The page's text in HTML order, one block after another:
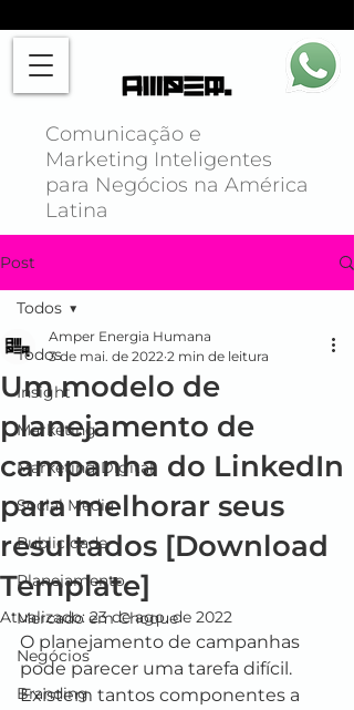
Comunicação e
Marketing Inteligentes
para Negócios na América
Latina
Post
Todos
Insight
Marketing
Marketing Digital
Social Media
Publicidade
Planejamento
Mercado em Choque
Negócios
Branding
Todos
Um modelo de
planejamento de
campanha do LinkedIn
para melhorar seus
resultados [Download
Template]
Amper Energia Humana
3 de mai. de 2022 2 min de leitura
Atualizado:23 de ago. de 2022
O planejamento de campanhas
pode parecer uma tarefa difícil.
Existem tantos componentes a